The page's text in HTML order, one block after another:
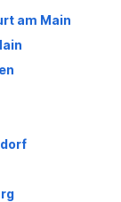
am Main